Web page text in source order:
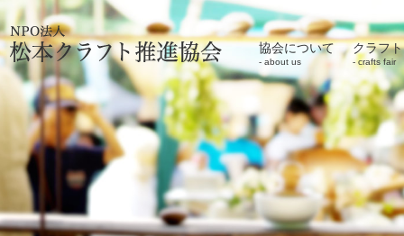
協会について
about us
クラフ
crafts fair